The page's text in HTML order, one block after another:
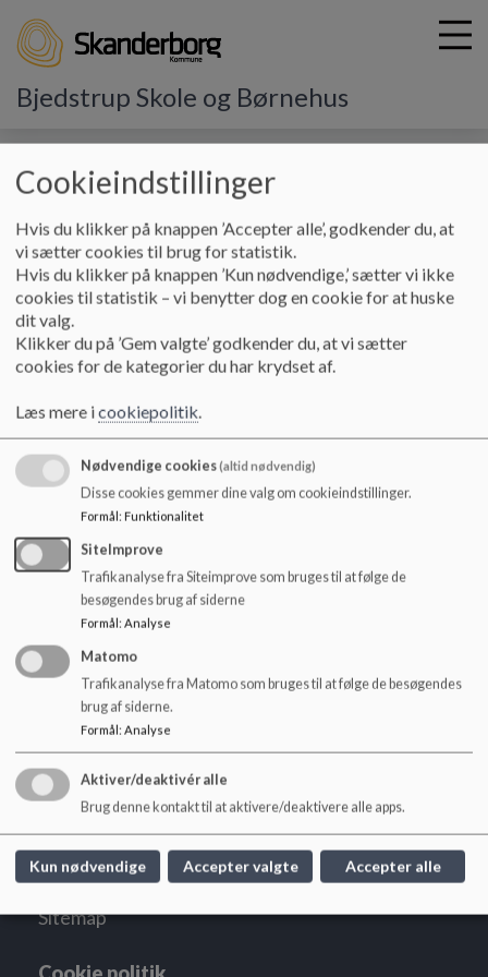
Bjedstrup Skole og Børnehus
Principper
Lokale principper
De overordnede værdier for Bjedstrup skole og Børnehus er
Bevægelse, BalanceogBæredygtighed.
Med dette udgangspunkt har bestyrelsen udarbejdet en
række principper som er gældende for skole, børnehave og
organiseringen i vores landsbyordning.
Dokumenter
Mobilpolitik for Bjedstrup Skole og Børnehus.pdf
Bjedstrup Skole og Børnehus
Bjedstrupvej 1 - 8660 Skanderborg
bjedstrupskole@skanderborg.dk
+45 87942000
EAN NR. 5798005707233
Sitemap
Cookieindstillinger
Hvis du klikker på knappen ’Accepter alle’, godkender du, at
vi sætter cookies til brug for statistik.
Hvis du klikker på knappen ’Kun nødvendige,’ sætter vi ikke
cookies til statistik – vi benytter dog en cookie for at huske
dit valg.
Klikker du på ’Gem valgte’ godkender du, at vi sætter
cookies for de kategorier du har krydset af.
Læs mere icookiepolitik.
Nødvendige cookies(altid nødvendig)
Disse cookies gemmer dine valg om cookieindstillinger.
Formål: Funktionalitet
SiteImprove
Trafikanalyse fra Siteimprove som bruges til at følge de
besøgendes brug af siderne
Formål: Analyse
Matomo
Trafikanalyse fra Matomo som bruges til at følge de besøgendes
brug af siderne.
Formål: Analyse
Aktiver/deaktivér alle
Brug denne kontakt til at aktivere/deaktivere alle apps.
Kun nødvendige Accepter valgte Accepter alle